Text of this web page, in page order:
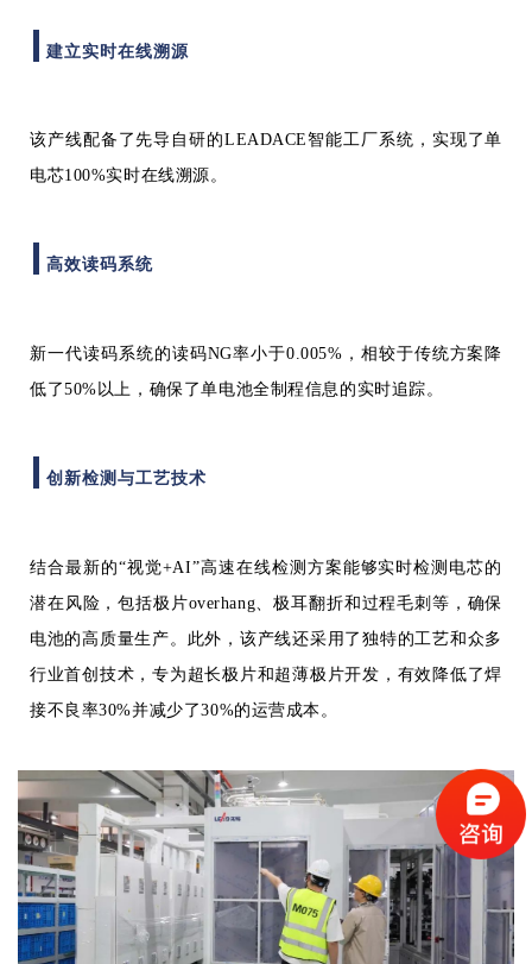
建立实时在线溯源
该产线配备了先导自研的LEADACE智能工厂系统，实现了单
电芯100%实时在线溯源。
高效读码系统
新一代读码系统的读码NG率小于0.005%，相较于传统方案降
低了50%以上，确保了单电池全制程信息的实时追踪。
创新检测与工艺技术
结合最新的“视觉+AI”高速在线检测方案能够实时检测电芯的
潜在风险，包括极片overhang、极耳翻折和过程毛刺等，确保
电池的高质量生产。此外，该产线还采用了独特的工艺和众多
行业首创技术，专为超长极片和超薄极片开发，有效降低了焊
接不良率30%并减少了30%的运营成本。